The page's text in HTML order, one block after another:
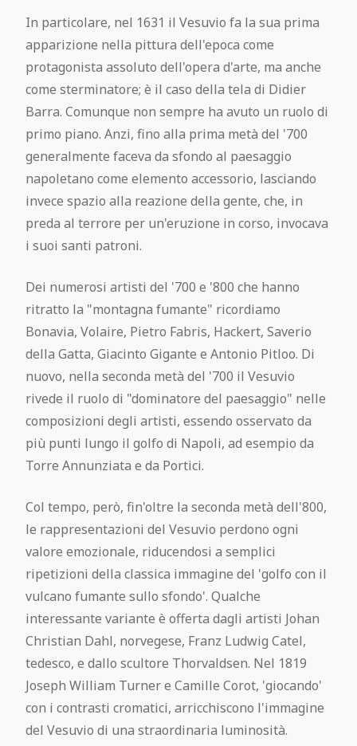
In particolare, nel 1631 il Vesuvio fa la sua prima
apparizione nella pittura dell'epoca come
protagonista assoluto dell'opera d'arte, ma anche
come sterminatore; è il caso della tela di Didier
Barra. Comunque non sempre ha avuto un ruolo di
primo piano. Anzi, fino alla prima metà del '700
generalmente faceva da sfondo al paesaggio
napoletano come elemento accessorio, lasciando
invece spazio alla reazione della gente, che, in
preda al terrore per un'eruzione in corso, invocava
i suoi santi patroni.
Dei numerosi artisti del '700 e '800 che hanno
ritratto la "montagna fumante" ricordiamo
Bonavia, Volaire, Pietro Fabris, Hackert, Saverio
della Gatta, Giacinto Gigante e Antonio Pitloo. Di
nuovo, nella seconda metà del '700 il Vesuvio
rivede il ruolo di "dominatore del paesaggio" nelle
composizioni degli artisti, essendo osservato da
più punti lungo il golfo di Napoli, ad esempio da
Torre Annunziata e da Portici.
Col tempo, però, fin'oltre la seconda metà dell'800,
le rappresentazioni del Vesuvio perdono ogni
valore emozionale, riducendosi a semplici
ripetizioni della classica immagine del 'golfo con il
vulcano fumante sullo sfondo'. Qualche
interessante variante è offerta dagli artisti Johan
Christian Dahl, norvegese, Franz Ludwig Catel,
tedesco, e dallo scultore Thorvaldsen. Nel 1819
Joseph William Turner e Camille Corot, 'giocando'
con i contrasti cromatici, arricchiscono l'immagine
del Vesuvio di una straordinaria luminosità.